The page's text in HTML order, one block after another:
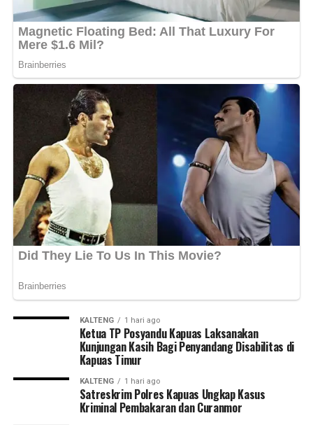
melawan Kabupaten Hulu Sungai Utara (HSU). Kegiatan ini
juga mendapat dukungan penuh dari PSSI Kalimantan
Selatan, KONI Kalimantan Selatan, serta berbagai
organisasi olahraga lainnya sebagai bentuk komitmen
bersama dalam memajukan sepak bola dan melahirkan
generasi atlet berprestasi di Banua. [adv/adpim]
Views: 10
Bagikan ke
WhatsApp Facebook
Messenger 0 Twitter/X 0
KALTENG 1 hari ago
Ketua TP Posyandu Kapuas Laksanakan
Kunjungan Kasih Bagi Penyandang Disabilitas di
Kapuas Timur
KALTENG 1 hari ago
Satreskrim Polres Kapuas Ungkap Kasus
Kriminal Pembakaran dan Curanmor